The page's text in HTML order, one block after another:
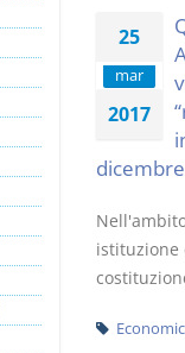
25
mar
2017
istituzione